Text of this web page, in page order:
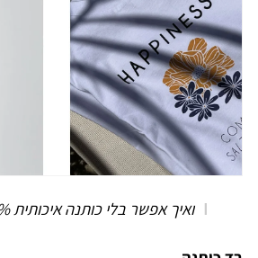
ואיך אפשר בלי כותנה איכותית 100% טבעית